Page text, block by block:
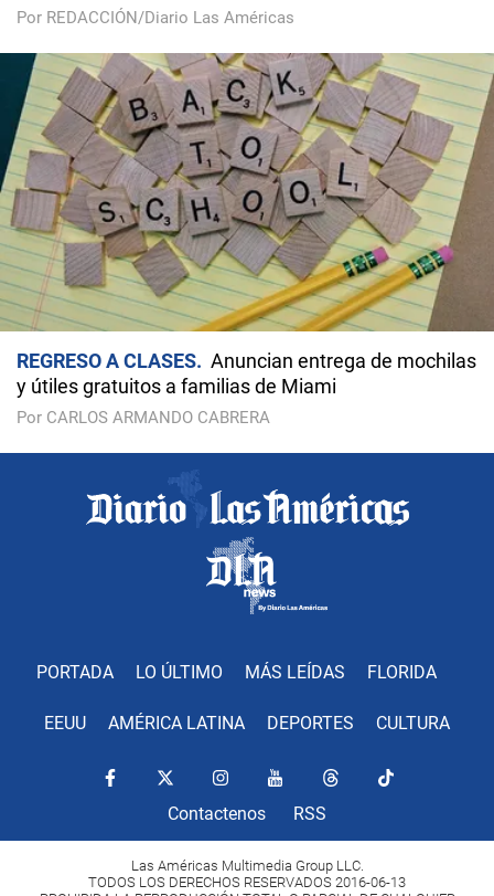
Por REDACCIÓN/Diario Las Américas
REGRESO A CLASES
Anuncian entrega de mochilas
y útiles gratuitos a familias de Miami
Por CARLOS ARMANDO CABRERA
PORTADA LO ÚLTIMO MÁS LEÍDAS FLORIDA
EEUU AMÉRICA LATINA DEPORTES CULTURA
Contactenos RSS
Las Américas Multimedia Group LLC.
TODOS LOS DERECHOS RESERVADOS 2016-06-13